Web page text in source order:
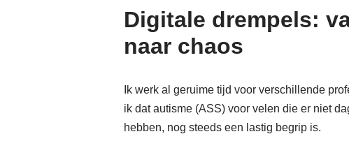
Digitale drempels:
naar chaos
Ik werk al geruime tijd voor verschillende
ik dat autisme (ASS) voor velen die er niet
hebben, nog steeds een lastig begrip is.